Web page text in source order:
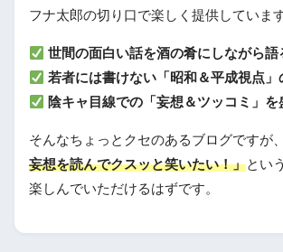
フナ太郎の切り口で楽しく提供しています
世間の面白い話を酒の肴にしながら語
若者には書けない「昭和＆平成視点」
陰キャ目線での「妄想＆ツッコミ」を
そんなちょっとクセのあるブログですが、
妄想を読んでクスッと笑いたい！」とい
楽しんでいただけるはずです。